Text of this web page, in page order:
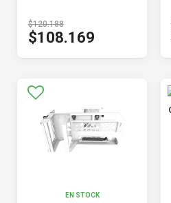
$120.188
$108.169
EN STOCK